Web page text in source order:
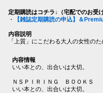
定期購読はコチラ↓（宅配でのお受
・
【雑誌定期購読の申込】＆
内容説明
「上質」にこだわる大人の女性の
内容情報
いい本との、出合いは大切。
ＮＳＰＩＲＩＮＧ ＢＯＯＫＳ
いい本との、出合いは大切。